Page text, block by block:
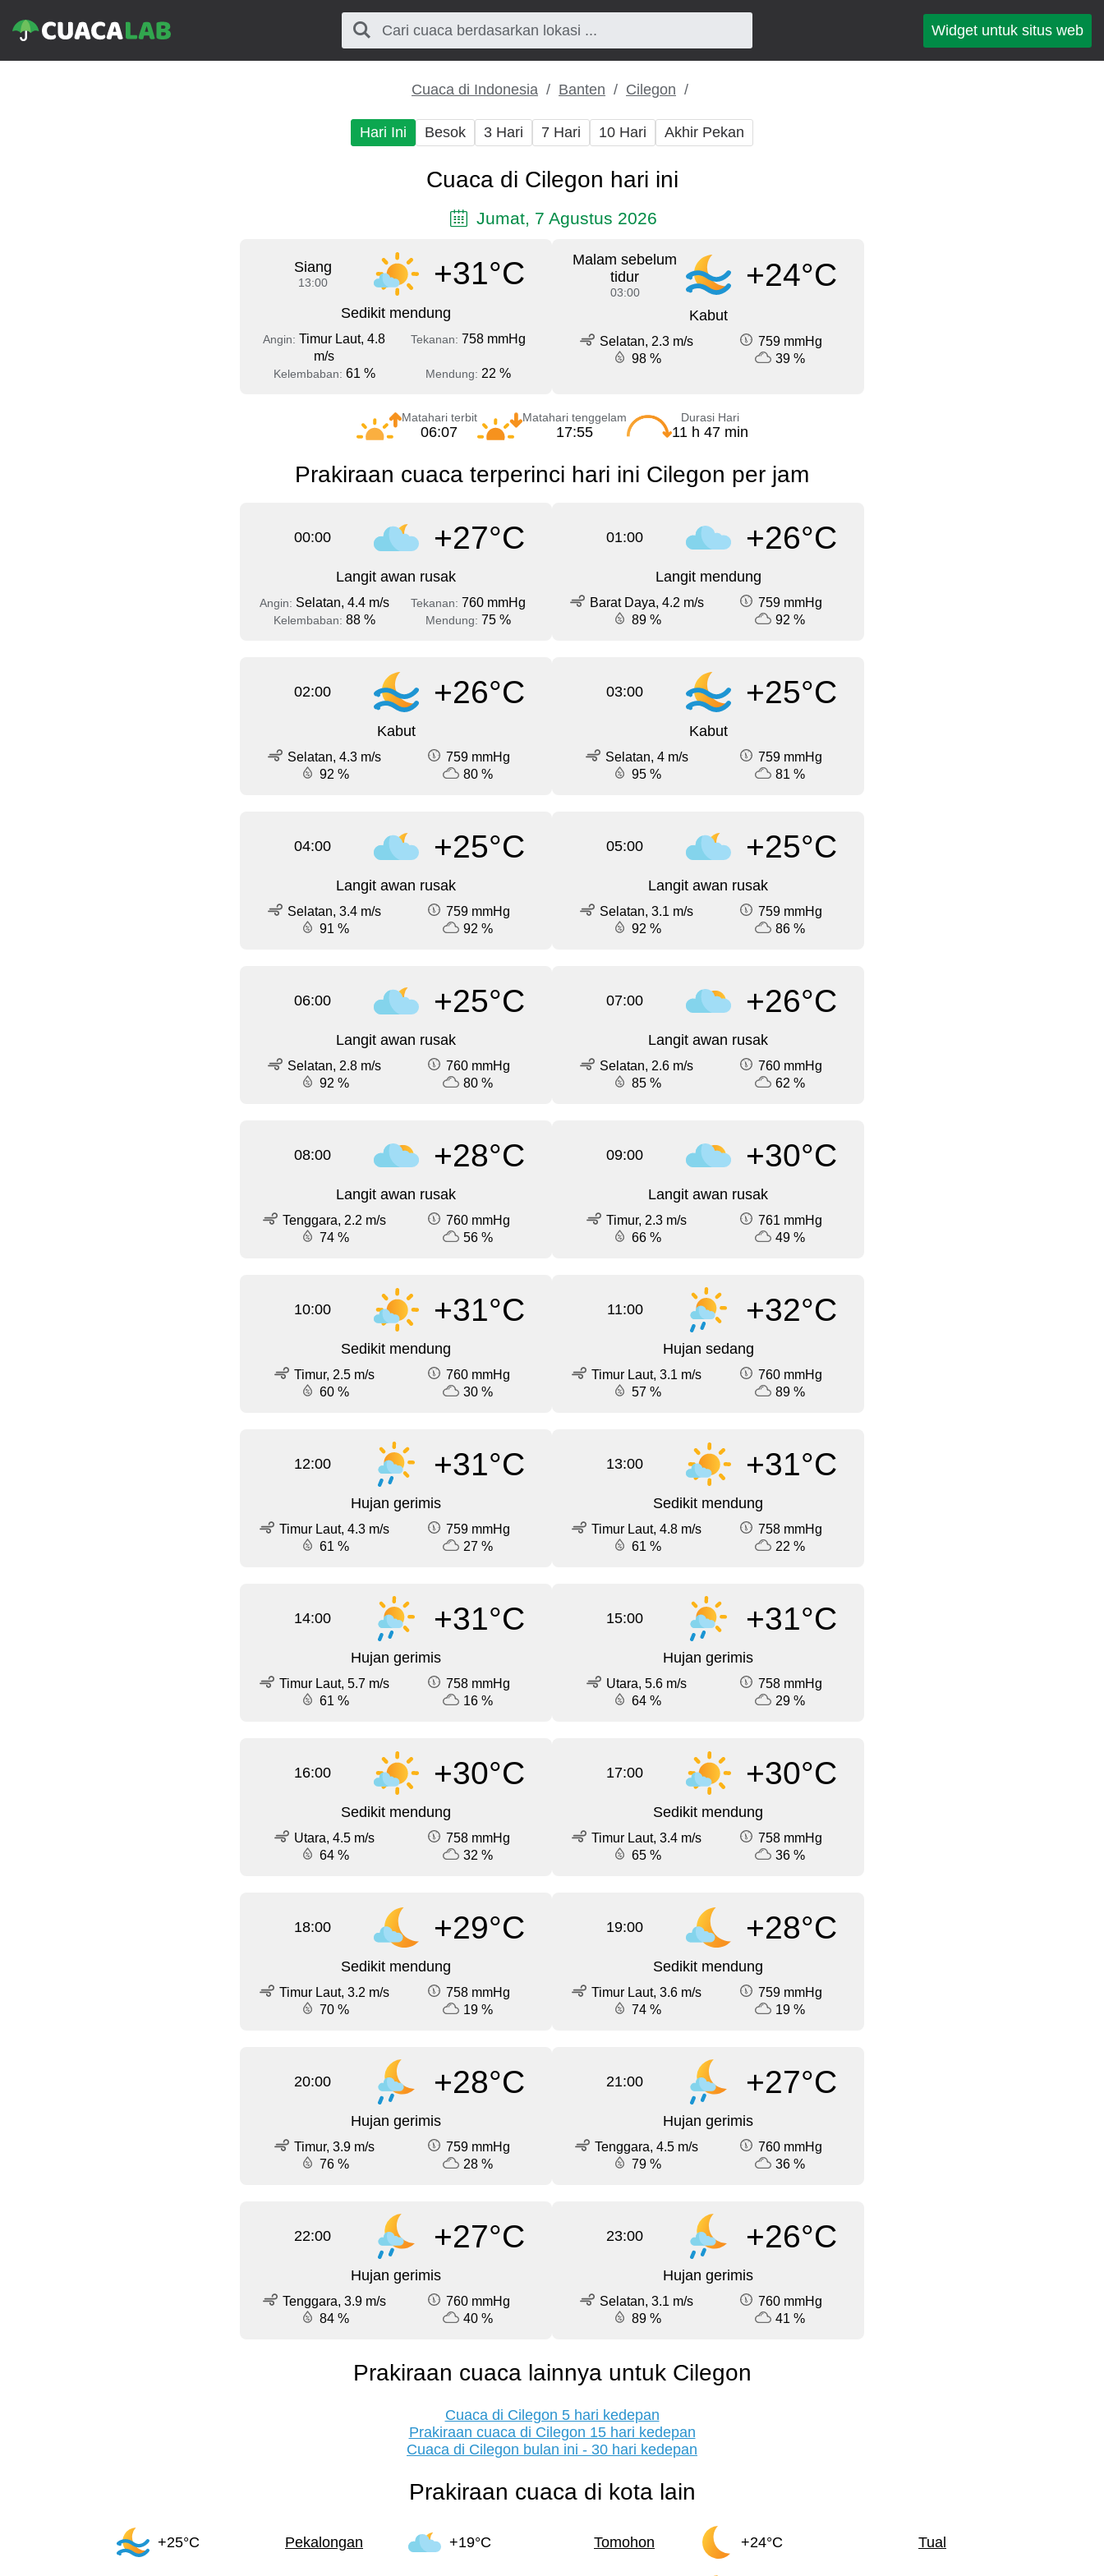
Widget untuk situs web
Cuaca di Indonesia Banten Cilegon
Hari Ini Besok 3 Hari 7 Hari 10 Hari Akhir Pekan
Cuaca di Cilegon hari ini
Jumat, 7 Agustus 2026
Siang
13:00 +31°C
Sedikit mendung
Angin: Timur Laut, 4.8
m/s
Tekanan: 758 mmHg
Kelembaban: 61 % Mendung: 22 %
Malam sebelum
tidur
03:00 +24°C
Kabut
Selatan, 2.3 m/s
759 mmHg
98 %
39 %
Matahari terbit
06:07
Matahari tenggelam
17:55
Durasi Hari
11 h 47 min
Prakiraan cuaca terperinci hari ini Cilegon per jam
00:00 +27°C
Langit awan rusak
Angin: Selatan, 4.4 m/s Tekanan: 760 mmHg
Kelembaban: 88 % Mendung: 75 %
01:00 +26°C
Langit mendung
Barat Daya, 4.2 m/s
759 mmHg
89 %
92 %
02:00 +26°C
Kabut
Selatan, 4.3 m/s
759 mmHg
92 %
80 %
03:00 +25°C
Kabut
Selatan, 4 m/s
759 mmHg
95 %
81 %
04:00 +25°C
Langit awan rusak
Selatan, 3.4 m/s
759 mmHg
91 %
92 %
05:00 +25°C
Langit awan rusak
Selatan, 3.1 m/s
759 mmHg
92 %
86 %
06:00 +25°C
Langit awan rusak
Selatan, 2.8 m/s
760 mmHg
92 %
80 %
07:00 +26°C
Langit awan rusak
Selatan, 2.6 m/s
760 mmHg
85 %
62 %
08:00 +28°C
Langit awan rusak
Tenggara, 2.2 m/s
760 mmHg
74 %
56 %
09:00 +30°C
Langit awan rusak
Timur, 2.3 m/s
761 mmHg
66 %
49 %
10:00 +31°C
Sedikit mendung
Timur, 2.5 m/s
760 mmHg
60 %
30 %
11:00 +32°C
Hujan sedang
Timur Laut, 3.1 m/s
760 mmHg
57 %
89 %
12:00 +31°C
Hujan gerimis
Timur Laut, 4.3 m/s
759 mmHg
61 %
27 %
13:00 +31°C
Sedikit mendung
Timur Laut, 4.8 m/s
758 mmHg
61 %
22 %
14:00 +31°C
Hujan gerimis
Timur Laut, 5.7 m/s
758 mmHg
61 %
16 %
15:00 +31°C
Hujan gerimis
Utara, 5.6 m/s
758 mmHg
64 %
29 %
16:00 +30°C
Sedikit mendung
Utara, 4.5 m/s
758 mmHg
64 %
32 %
17:00 +30°C
Sedikit mendung
Timur Laut, 3.4 m/s
758 mmHg
65 %
36 %
18:00 +29°C
Sedikit mendung
Timur Laut, 3.2 m/s
758 mmHg
70 %
19 %
19:00 +28°C
Sedikit mendung
Timur Laut, 3.6 m/s
759 mmHg
74 %
19 %
20:00 +28°C
Hujan gerimis
Timur, 3.9 m/s
759 mmHg
76 %
28 %
21:00 +27°C
Hujan gerimis
Tenggara, 4.5 m/s
760 mmHg
79 %
36 %
22:00 +27°C
Hujan gerimis
Tenggara, 3.9 m/s
760 mmHg
84 %
40 %
23:00 +26°C
Hujan gerimis
Selatan, 3.1 m/s
760 mmHg
89 %
41 %
Prakiraan cuaca lainnya untuk Cilegon
Cuaca di Cilegon 5 hari kedepan
Prakiraan cuaca di Cilegon 15 hari kedepan
Cuaca di Cilegon bulan ini - 30 hari kedepan
Prakiraan cuaca di kota lain
+25°C Pekalongan +19°C Tomohon +24°C Tual